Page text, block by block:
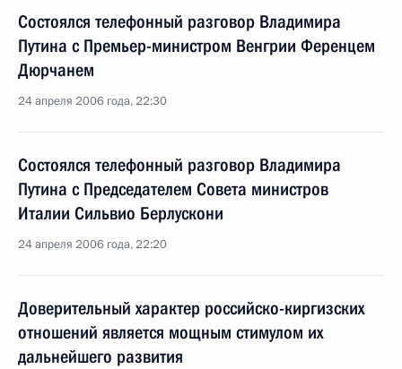
Состоялся телефонный разговор Владимира
Путина с Премьер-министром Венгрии Ференцем
Дюрчанем
24 апреля 2006 года, 22:30
Состоялся телефонный разговор Владимира
Путина с Председателем Совета министров
Италии Сильвио Берлускони
24 апреля 2006 года, 22:20
Доверительный характер российско-киргизских
отношений является мощным стимулом их
дальнейшего развития